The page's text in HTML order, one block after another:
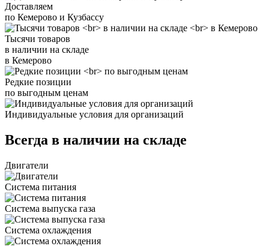
Доставляем
по Кемерово и Кузбассу
Тысячи товаров
в наличии на складе
в Кемерово
Редкие позиции
по выгодным ценам
Индивидуальные условия для организаций
Всегда в наличии на складе
Двигатели
Система питания
Система выпуска газа
Система охлаждения